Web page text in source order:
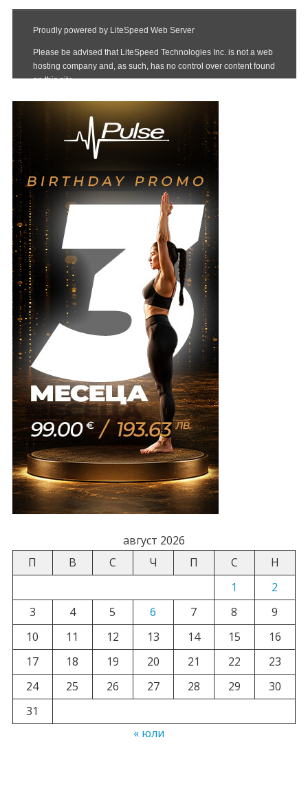
август 2026
П
В С Ч П С
Н
1
2
3
4 5 6 7 8
9
10
11 12 13 14 15
16
17
18 19 20 21 22
23
24
25 26 27 28 29
30
31
« юли